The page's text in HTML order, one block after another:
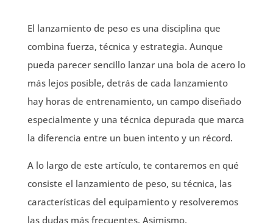
El lanzamiento de peso es una disciplina que
combina fuerza, técnica y estrategia. Aunque
pueda parecer sencillo lanzar una bola de acero lo
más lejos posible, detrás de cada lanzamiento
hay horas de entrenamiento, un campo diseñado
especialmente y una técnica depurada que marca
la diferencia entre un buen intento y un récord.
A lo largo de este artículo, te contaremos en qué
consiste el lanzamiento de peso, su técnica, las
características del equipamiento y resolveremos
las dudas más frecuentes. Asimismo,